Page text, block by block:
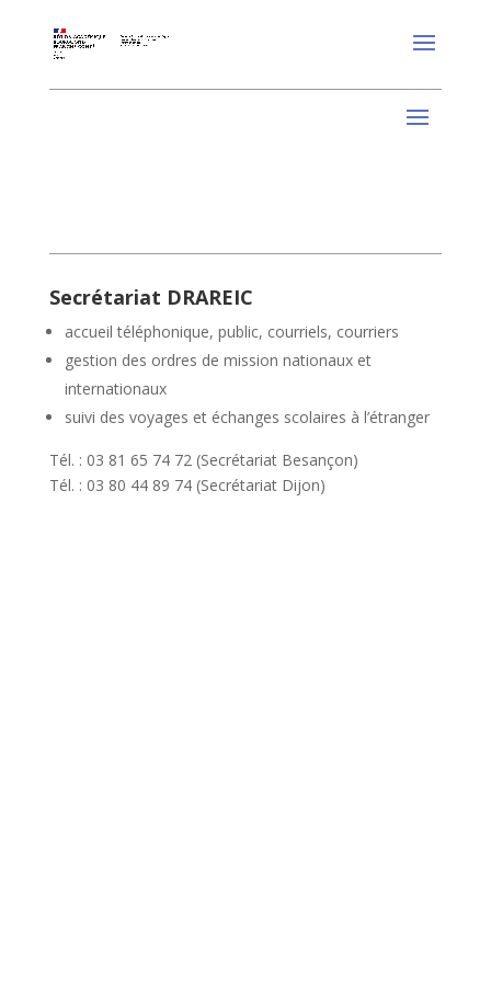
Secrétariat DRAREIC
accueil téléphonique, public, courriels, courriers
gestion des ordres de mission nationaux et
internationaux
suivi des voyages et échanges scolaires à l’étranger
Tél. : 03 81 65 74 72 (Secrétariat Besançon)
Tél. : 03 80 44 89 74 (Secrétariat Dijon)